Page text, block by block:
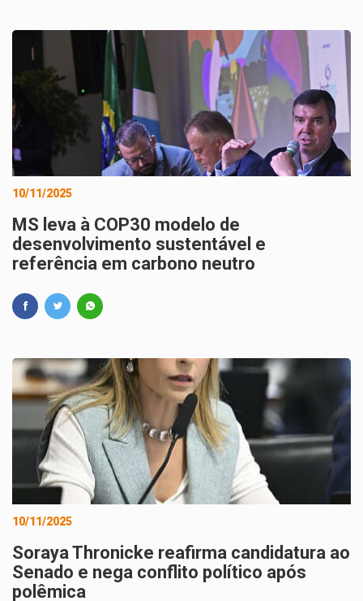
10/11/2025
MS leva à COP30 modelo de
desenvolvimento sustentável e
referência em carbono neutro
10/11/2025
Soraya Thronicke reafirma candidatura ao
Senado e nega conflito político após
polêmica